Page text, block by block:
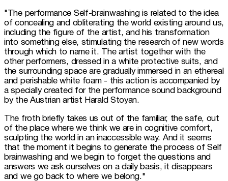
"The performance Self-brainwashing is related to the idea
of concealing and obliterating the world existing around us,
including the figure of the artist, and his transformation
into something else, stimulating the research of new words
through which to name it. The artist together with the
other performers, dressed in a white protective suits, and
the surrounding space are gradually immersed in an ethereal
and perishable white foam - this action is accompanied by
a specially created for the performance sound background
by the Austrian artist Harald Stoyan.
The froth briefly takes us out of the familiar, the safe, out
of the place where we think we are in cognitive comfort,
sculpting the world in an inaccessible way. And it seems
that the moment it begins to generate the process of Self
brainwashing and we begin to forget the questions and
answers we ask ourselves on a daily basis, it disappears
and we go back to where we belong."